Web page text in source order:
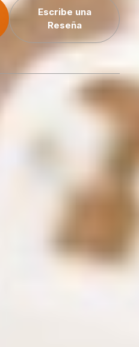
Escribe una
Reseña